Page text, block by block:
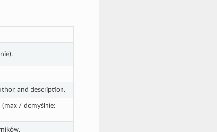
and description.
(max / domyślnie: